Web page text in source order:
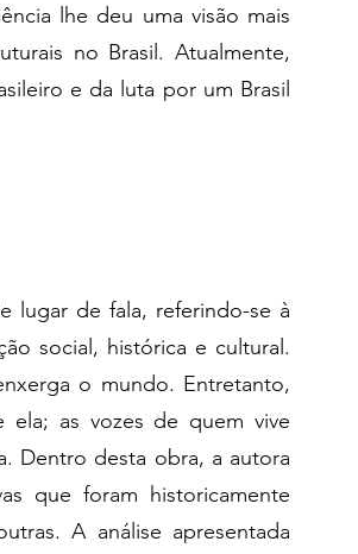
lhe deu uma visão mais
no Brasil. Atualmente,
e da luta por um Brasil
lugar de fala, referindo-se à
social, histórica e cultural.
o mundo. Entretanto,
ela; as vozes de quem vive
Dentro desta obra, a autora
que foram historicamente
A análise apresentada